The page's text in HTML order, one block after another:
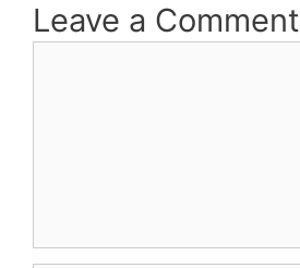
Leave a Comment